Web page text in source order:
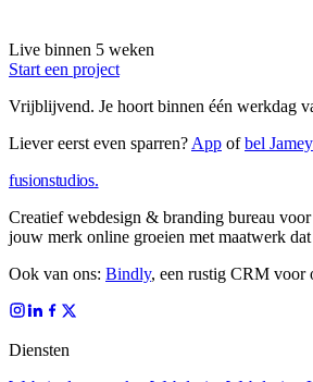
Live binnen 5 weken
Start een project
Vrijblijvend. Je hoort binnen één werkdag
Liever eerst even sparren? App of bel Jamey
fusionstudios.
Creatief webdesign & branding bureau voor
jouw merk online groeien met maatwerk
Ook van ons: Bindly, een rustig CRM voor
Diensten